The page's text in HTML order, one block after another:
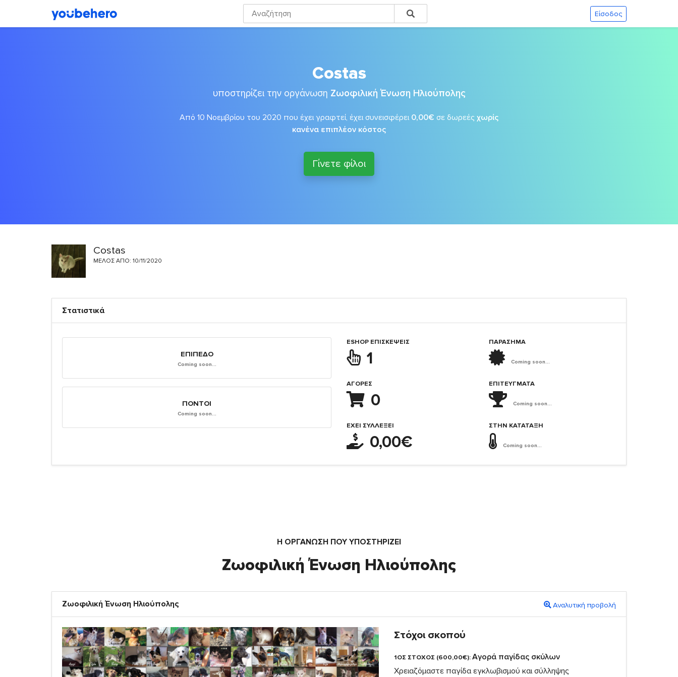
Είσοδος
Costas
υποστηρίζει την οργάνωση Ζωοφιλική Ένωση Ηλιούπολης
Από 10 Νοεμβρίου του 2020 που έχει γραφτεί, έχει συνεισφέρει 0,00€ σε δωρεές χωρίς
κανένα επιπλέον κόστος
Γίνετε φίλοι
Costas
ΜΈΛΟΣ ΑΠΌ: 10/11/2020
Στατιστικά
ΕΠΊΠΕΔΟ
Coming soon...
ΠΌΝΤΟΙ
Coming soon...
ESHOP ΕΠΙΣΚΈΨΕΙΣ
1
ΑΓΟΡΈΣ
0
ΈΧΕΙ ΣΥΛΛΈΞΕΙ
0,00€
ΠΑΡΑΣΗΜΑ
Coming soon...
ΕΠΙΤΕΎΓΜΑΤΑ
Coming soon...
ΣΤΗΝ ΚΑΤΆΤΑΞΗ
Coming soon...
Η ΟΡΓΆΝΩΣΗ ΠΟΥ ΥΠΟΣΤΗΡΙΖΕΙ
Ζωοφιλική Ένωση Ηλιούπολης
Ζωοφιλική Ένωση Ηλιούπολης Αναλυτική προβολή
Στόχοι σκοπού
1ΟΣ ΣΤΟΧΟΣ (600,00€):Αγορά παγίδας σκύλων
Χρειαζόμαστε παγίδα εγκλωβισμού και σύλληψης